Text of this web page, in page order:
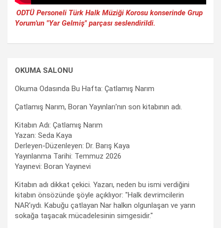
ODTÜ Personeli Türk Halk Müziği Korosu konserinde Grup
Yorum'un "Yar Gelmiş" parçası seslendirildi.
OKUMA SALONU
Okuma Odasında Bu Hafta: Çatlamış Narım
Çatlamış Narım, Boran Yayınları'nın son kitabının adı.
Kitabın Adı: Çatlamış Narım
Yazan: Seda Kaya
Derleyen-Düzenleyen: Dr. Barış Kaya
Yayınlanma Tarihi: Temmuz 2026
Yayınevi: Boran Yayınevi
Kitabın adı dikkat çekici. Yazarı, neden bu ismi verdiğini
kitabın önsözünde şöyle açıklıyor: "Halk devrimcilerin
NAR’ıydı. Kabuğu çatlayan Nar halkın olgunlaşan ve yarın
sokağa taşacak mücadelesinin simgesidir."